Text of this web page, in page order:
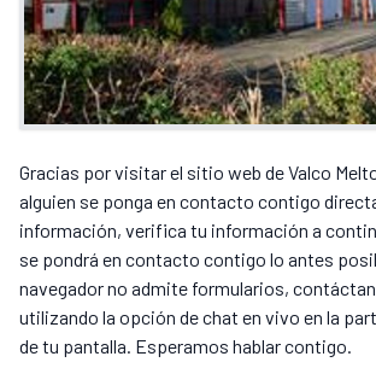
Gracias por visitar el sitio web de Valco
alguien se ponga en contacto contigo
información, verifica tu información a
se pondrá en contacto contigo lo antes
navegador no admite formularios,
utilizando la opción de chat en vivo en la
de tu pantalla. Esperamos hablar contigo.